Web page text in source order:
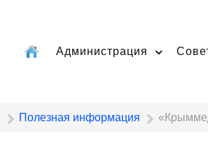
Администрация
Полезная информация